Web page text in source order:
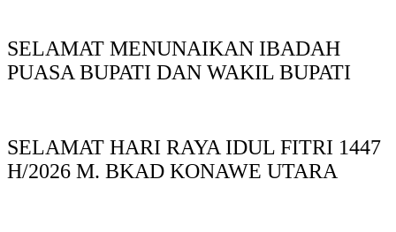
SELAMAT MENUNAIKAN IBADAH
PUASA BUPATI DAN WAKIL BUPATI
SELAMAT HARI RAYA IDUL FITRI 1447
H/2026 M. BKAD KONAWE UTARA